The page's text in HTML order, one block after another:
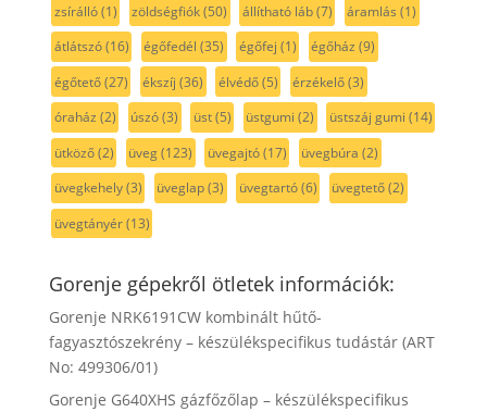
zsírálló(1) zöldségfiók(50) állítható láb(7) áramlás (1)
átlátszó(16) égőfedél (35) égőfej (1) égőház (9)
égőtető(27) ékszíj (36) élvédő(5) érzékelő(3)
óraház (2) úszó(3) üst(5) üstgumi (2) üstszáj gumi (14)
ütköző(2) üveg(123) üvegajtó(17) üvegbúra (2)
üvegkehely(3) üveglap(3) üvegtartó(6) üvegtető(2)
üvegtányér(13)
Gorenje gépekről ötletek információk:
Gorenje NRK6191CW kombinált hűtő-
fagyasztószekrény – készülékspecifikus tudástár (ART
No: 499306/01)
Gorenje G640XHS gázfőzőlap – készülékspecifikus